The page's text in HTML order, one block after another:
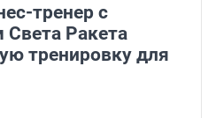
тренер с
Ракета
тренировку для